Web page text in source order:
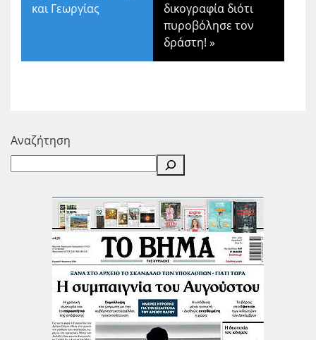
και Γεωργίας
δικογραφία διότι
πυροβόλησε τον
δράστη! »
Αναζήτηση